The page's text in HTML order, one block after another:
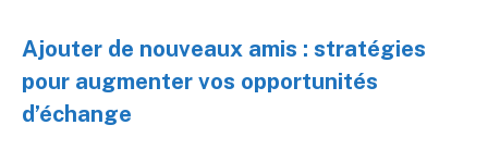
Ajouter de nouveaux amis : stratégies
pour augmenter vos opportunités
d’échange